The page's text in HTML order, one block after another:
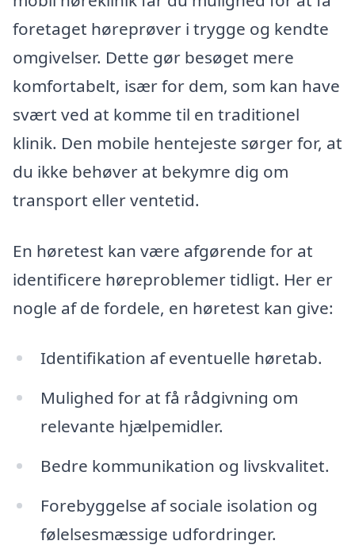
foretaget høreprøver i trygge og kendte
omgivelser. Dette gør besøget mere
komfortabelt, især for dem, som kan have
svært ved at komme til en traditionel
klinik. Den mobile hentejeste sørger for, at
du ikke behøver at bekymre dig om
transport eller ventetid.
En høretest kan være afgørende for at
identificere høreproblemer tidligt. Her er
nogle af de fordele, en høretest kan give:
Identifikation af eventuelle høretab.
Mulighed for at få rådgivning om
relevante hjælpemidler.
Bedre kommunikation og livskvalitet.
Forebyggelse af sociale isolation og
følelsesmæssige udfordringer.